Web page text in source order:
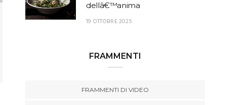
dellâ€™anima
19 OTTOBRE 2025
FRAMMENTI
FRAMMENTI DI VIDEO